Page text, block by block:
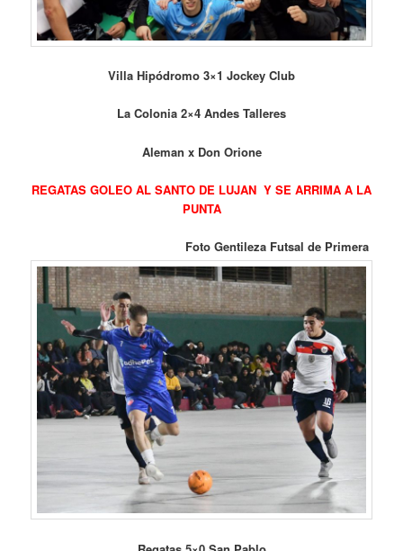
Villa Hipódromo 3×1 Jockey Club
La Colonia 2×4 Andes Talleres
Aleman x Don Orione
REGATAS GOLEO AL SANTO DE LUJAN Y SE ARRIMA A LA
PUNTA
Foto Gentileza Futsal de Primera